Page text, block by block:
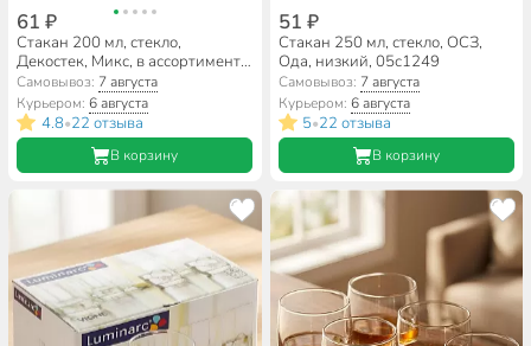
61 ₽
Стакан 200 мл, стекло,
Декостек, Микс, в ассортименте,
952/1-Н9
Самовывоз: 7 августа
Курьером:6 августа
4.8•22 отзыва
В корзину
51 ₽
Стакан 250 мл, стекло, ОСЗ,
Ода, низкий, 05с1249
Самовывоз: 7 августа
Курьером: 6 августа
5•22 отзыва
В корзину